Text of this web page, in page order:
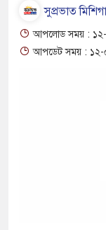
সুপ্রভাত
আপলোড সময় :
আপডেট সময় : ১২-